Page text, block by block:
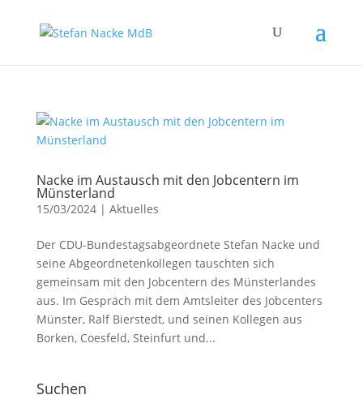
Nacke im Austausch mit den Jobcentern im
Münsterland
15/03/2024| Aktuelles
Der CDU-Bundestagsabgeordnete Stefan Nacke und
seine Abgeordnetenkollegen tauschten sich
gemeinsam mit den Jobcentern des Münsterlandes
aus. Im Gespräch mit dem Amtsleiter des Jobcenters
Münster, Ralf Bierstedt, und seinen Kollegen aus
Borken, Coesfeld, Steinfurt und...
Suchen